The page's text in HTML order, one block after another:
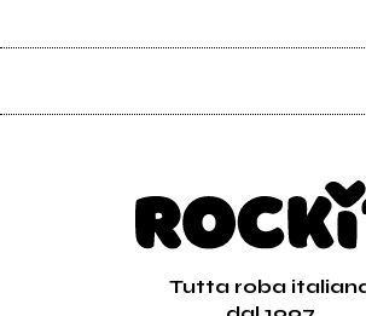
Tutta roba